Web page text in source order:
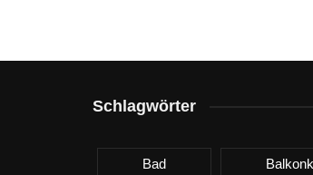
Schlagwörter
Bad